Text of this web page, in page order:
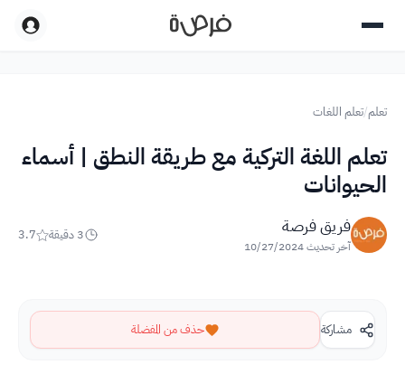
تعلم/تعلم اللغات
تعلم اللغة التركية مع طريقة النطق | أسماء
الحيوانات
فريق فرصة
آخر تحديث10/27/2024
3 دقيقة 3.7
مشاركة حذف من المفضلة